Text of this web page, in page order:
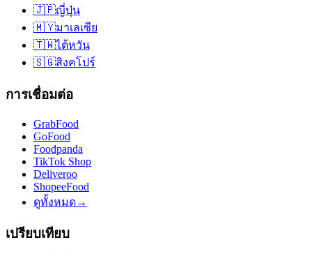
🇯🇵ญี่ปุ่น
🇲🇾มาเลเซีย
🇹🇼ไต้หวัน
🇸🇬สิงคโปร์
การเชื่อมต่อ
GrabFood
GoFood
Foodpanda
TikTok Shop
Deliveroo
ShopeeFood
ดูทั้งหมด→
เปรียบเทียบ